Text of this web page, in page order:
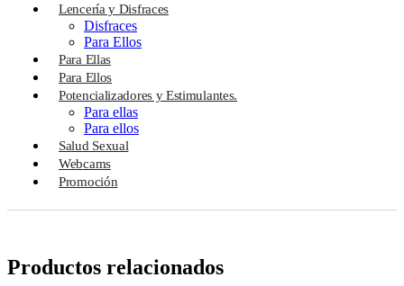
Lencería y Disfraces
Disfraces
Para Ellos
Para Ellas
Para Ellos
Potencializadores y Estimulantes.
Para ellas
Para ellos
Salud Sexual
Webcams
Promoción
Productos relacionados